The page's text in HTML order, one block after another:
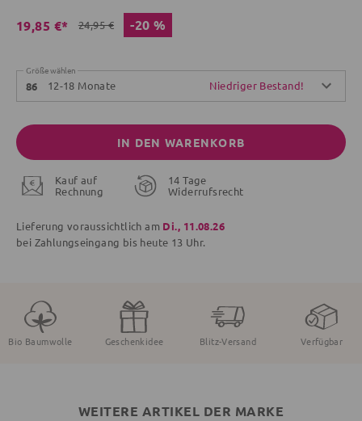
19,85 €* 24,95 € -20 %
Größe wählen
86 12-18 Monate Niedriger Bestand!
IN DEN WARENKORB
Kauf auf
Rechnung
14 Tage
Widerrufsrecht
Lieferung voraussichtlich am Di., 11.08.26
bei Zahlungseingang bis heute 13 Uhr.
Bio Baumwolle Geschenkidee Blitz-Versand Verfügbar
WEITERE ARTIKEL DER MARKE